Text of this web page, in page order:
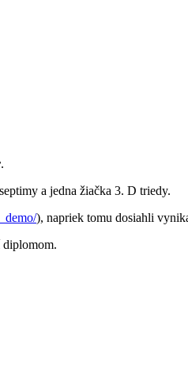
.
a jedna žiačka 3. D triedy.
), napriek tomu dosiahli
diplomom.